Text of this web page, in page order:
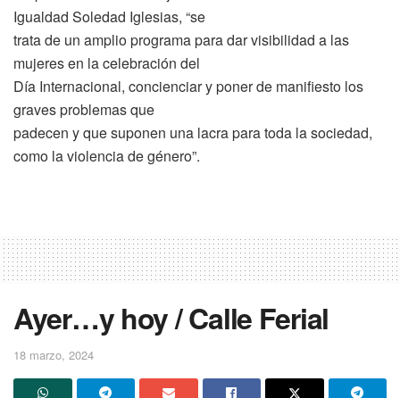
Igualdad Soledad Iglesias, “se
trata de un amplio programa para dar visibilidad a las
mujeres en la celebración del
Día Internacional, concienciar y poner de manifiesto los
graves problemas que
padecen y que suponen una lacra para toda la sociedad,
como la violencia de género”.
Ayer…y hoy / Calle Ferial
18 marzo, 2024